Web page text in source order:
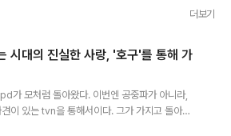
더보기
시대의 진실한 사랑, '호구'를 통해 가
가 모처럼 돌아왔다. 이번엔 공중파가 아니라,
이 있는 tvn을 통해서이다. 그가 가지고 돌아온